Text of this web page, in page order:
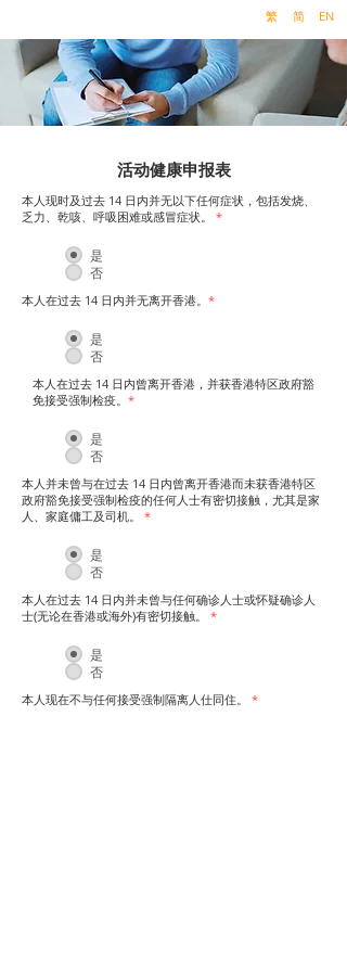
繁 简 EN
活动健康申报表
本人现时及过去 14 日内并无以下任何症状，包括发烧、
乏力、乾咳、呼吸困难或感冒症状。 *
是
否
本人在过去 14 日内并无离开香港。 *
是
否
本人在过去 14 日内曾离开香港，并获香港特区政府豁
免接受强制检疫。 *
是
否
本人并未曾与在过去 14 日内曾离开香港而未获香港特区
政府豁免接受强制检疫的任何人士有密切接触，尤其是家
人、家庭傭工及司机。 *
是
否
本人在过去 14 日内并未曾与任何确诊人士或怀疑确诊人
士(无论在香港或海外)有密切接触。 *
是
否
本人现在不与任何接受强制隔离人仕同住。​ *